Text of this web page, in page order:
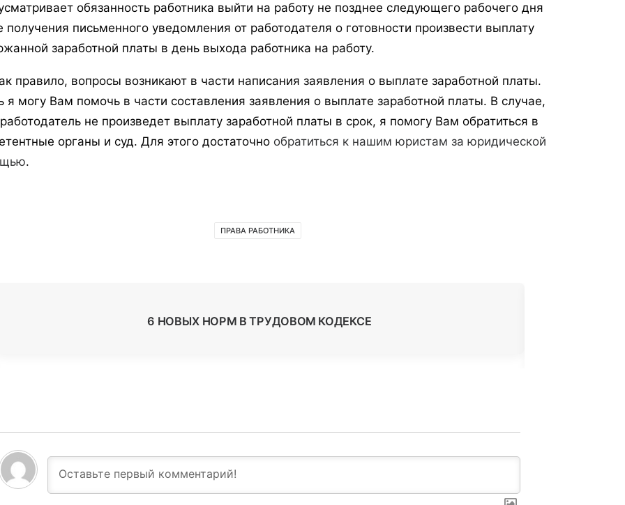
обязанность работника выйти на работу не позднее следующего рабочего дня
получения письменного уведомления от работодателя о готовности произвести выплату
заработной платы в день выхода работника на работу.
правило, вопросы возникают в части написания заявления о выплате заработной платы.
я могу Вам помочь в части составления заявления о выплате заработной платы. В случае,
не произведет выплату заработной платы в срок, я помогу Вам обратиться в
органы и суд. Для этого достаточно обратиться к нашим юристам за юридической
.
ПРАВА РАБОТНИКА
6 НОВЫХ НОРМ В ТРУДОВОМ КОДЕКСЕ